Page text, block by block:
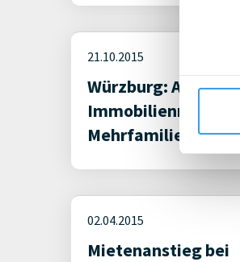
We
other
21.10.2015
Würzburg: AS
Mehrfamilienhaus
02.04.2015
Mietenanstieg bei